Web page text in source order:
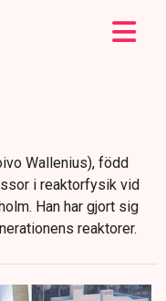
Wallenius), född
i reaktorfysik vid
Han har gjort sig
reaktorer.